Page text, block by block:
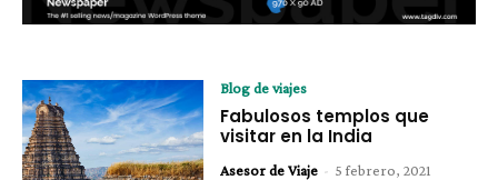
Blog de viajes
Fabulosos templos que
visitar en la India
Asesor de Viaje - 5 febrero, 2021